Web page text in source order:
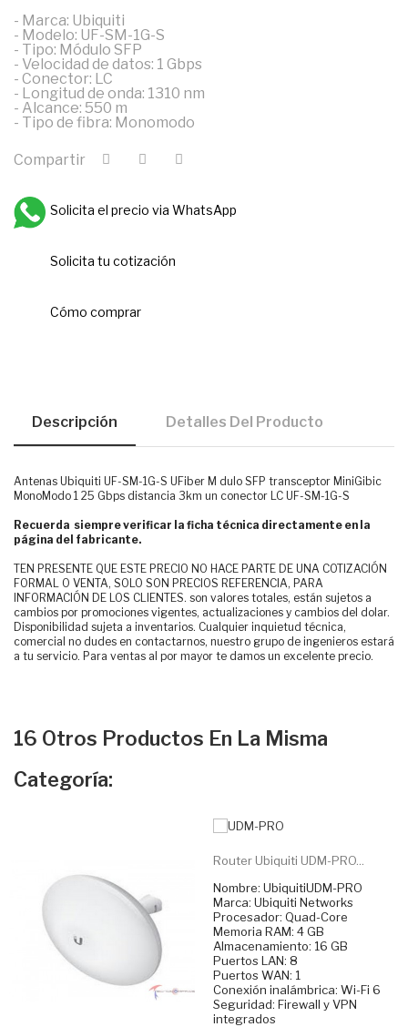
- Marca: Ubiquiti
- Modelo: UF-SM-1G-S
- Tipo: Módulo SFP
- Velocidad de datos: 1 Gbps
- Conector: LC
- Longitud de onda: 1310 nm
- Alcance: 550 m
- Tipo de fibra: Monomodo
Compartir
Solicita el precio via WhatsApp
Solicita tu cotización
Cómo comprar
Descripción Detalles Del Producto
Antenas Ubiquiti UF-SM-1G-S UFiber M dulo SFP transceptor MiniGibic
MonoModo 1 25 Gbps distancia 3km un conector LC UF-SM-1G-S
Recuerda siempre verificar la ficha técnica directamente en la
página del fabricante.
TEN PRESENTE QUE ESTE PRECIO NO HACE PARTE DE UNA COTIZACIÓN
FORMAL O VENTA, SOLO SON PRECIOS REFERENCIA, PARA
INFORMACIÓN DE LOS CLIENTES. son valores totales, están sujetos a
cambios por promociones vigentes, actualizaciones y cambios del dolar.
Disponibilidad sujeta a inventarios. Cualquier inquietud técnica,
comercial no dudes en contactarnos, nuestro grupo de ingenieros estará
a tu servicio. Para ventas al por mayor te damos un excelente precio.
16 Otros Productos En La Misma
Categoría:
Router Ubiquiti UDM-PRO...
Nombre: UbiquitiUDM-PRO
Marca: Ubiquiti Networks
Procesador: Quad-Core
Memoria RAM: 4 GB
Almacenamiento: 16 GB
Puertos LAN: 8
Puertos WAN: 1
Conexión inalámbrica: Wi-Fi 6
Seguridad: Firewall y VPN
integrados